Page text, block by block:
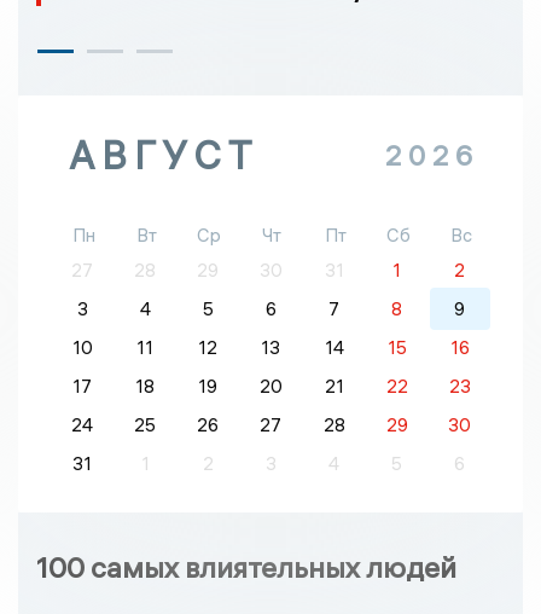
АВГУСТ 2026
Пн Вт Ср Чт Пт Сб
Вс
27
28 29 30 31 1
2
3
4 5 6 7 8
9
10
11 12 13 14 15
16
17
18 19 20 21 22
23
24
25 26 27 28 29
30
31
1 2 3 4 5 6
100 самых влиятельных людей